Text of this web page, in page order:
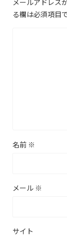
メールアドレス
る欄は必須項目
名前 ※
メール ※
サイト